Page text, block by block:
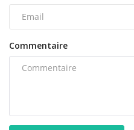
Commentaire